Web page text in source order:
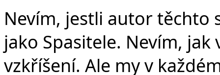
Nevím, jestli autor těchto
jako Spasitele. Nevím,
vzkříšení. Ale my v